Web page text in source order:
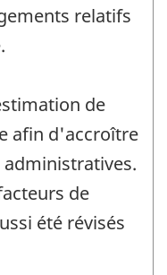
relatifs
de
afin d'accroître
de
été révisés